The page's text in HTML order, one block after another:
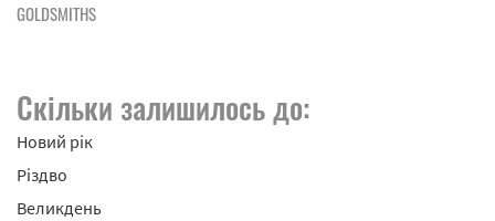
GOLDSMITHS
Скільки залишилось до:
Новий рік
Різдво
Великдень